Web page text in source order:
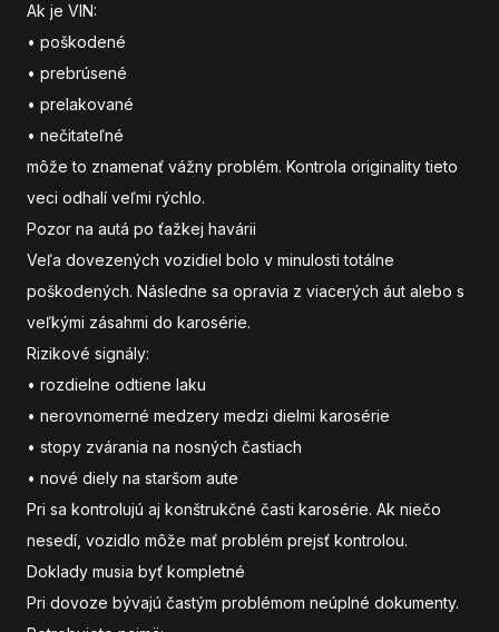
Ak je VIN:
• poškodené
• prebrúsené
• prelakované
• nečitateľné
môže to znamenať vážny problém. Kontrola originality tieto
veci odhalí veľmi rýchlo.
Pozor na autá po ťažkej havárii
Veľa dovezených vozidiel bolo v minulosti totálne
poškodených. Následne sa opravia z viacerých áut alebo s
veľkými zásahmi do karosérie.
Rizikové signály:
• rozdielne odtiene laku
• nerovnomerné medzery medzi dielmi karosérie
• stopy zvárania na nosných častiach
• nové diely na staršom aute
Pri sa kontrolujú aj konštrukčné časti karosérie. Ak niečo
nesedí, vozidlo môže mať problém prejsť kontrolou.
Doklady musia byť kompletné
Pri dovoze bývajú častým problémom neúplné dokumenty.